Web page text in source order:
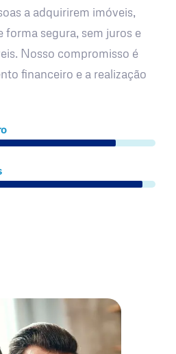
a adquirirem imóveis,
forma segura, sem juros e
Nosso compromisso é
financeiro e a realização